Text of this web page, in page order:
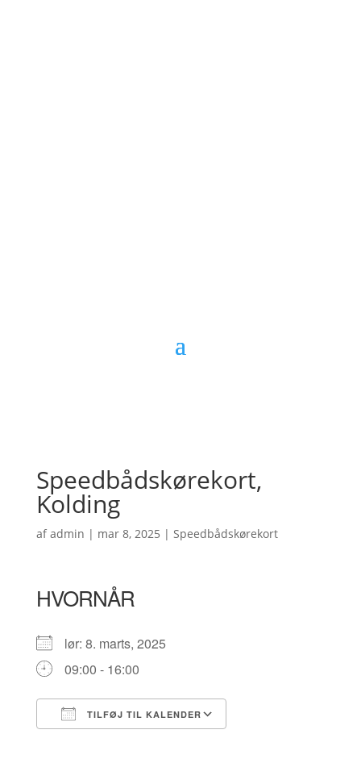
Speedbådskørekort,
Kolding
afadmin | mar 8, 2025 | Speedbådskørekort
HVORNÅR
lør: 8. marts, 2025
09:00 - 16:00
TILFØJ TIL KALENDER